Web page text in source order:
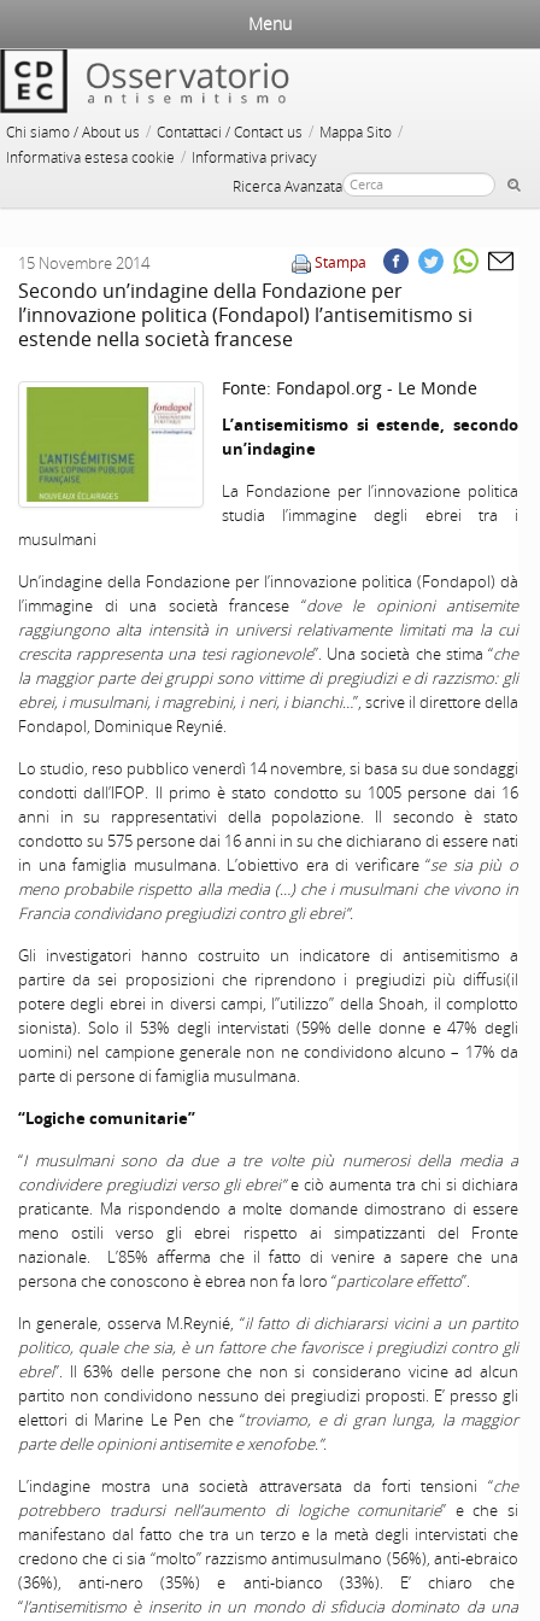
Chi siamo / About us / Contattaci / Contact us / Mappa Sito /
Informativa estesa cookie / Informativa privacy
Ricerca Avanzata
Menu
Stampa
15 Novembre 2014
Secondo un’indagine della Fondazione per
l’innovazione politica (Fondapol) l’antisemitismo si
estende nella società francese
Fonte: Fondapol.org - Le Monde
L’antisemitismo si estende, secondo
un’indagine
La Fondazione per l’innovazione politica
studia l’immagine degli ebrei tra i
musulmani
Un’indagine della Fondazione per l’innovazione politica (Fondapol) dà
l’immagine di una società francese “dove le opinioni antisemite
raggiungono alta intensità in universi relativamente limitati ma la cui
crescita rappresenta una tesi ragionevole”. Una società che stima “che
la maggior parte dei gruppi sono vittime di pregiudizi e di razzismo: gli
ebrei, i musulmani, i magrebini, i neri, i bianchi…”, scrive il direttore della
Fondapol, Dominique Reynié.
Lo studio, reso pubblico venerdì 14 novembre, si basa su due sondaggi
condotti dall’IFOP. Il primo è stato condotto su 1005 persone dai 16
anni in su rappresentativi della popolazione. Il secondo è stato
condotto su 575 persone dai 16 anni in su che dichiarano di essere nati
in una famiglia musulmana. L’obiettivo era di verificare “se sia più o
meno probabile rispetto alla media (…) che i musulmani che vivono in
Francia condividano pregiudizi contro gli ebrei”.
Gli investigatori hanno costruito un indicatore di antisemitismo a
partire da sei proposizioni che riprendono i pregiudizi più diffusi(il
potere degli ebrei in diversi campi, l”utilizzo” della Shoah, il complotto
sionista). Solo il 53% degli intervistati (59% delle donne e 47% degli
uomini) nel campione generale non ne condividono alcuno – 17% da
parte di persone di famiglia musulmana.
“Logiche comunitarie”
“I musulmani sono da due a tre volte più numerosi della media a
condividere pregiudizi verso gli ebrei”e ciò aumenta tra chi si dichiara
praticante. Ma rispondendo a molte domande dimostrano di essere
meno ostili verso gli ebrei rispetto ai simpatizzanti del Fronte
nazionale. L’85% afferma che il fatto di venire a sapere che una
persona che conoscono è ebrea non fa loro “particolare effetto”.
In generale, osserva M.Reynié, “il fatto di dichiararsi vicini a un partito
politico, quale che sia, è un fattore che favorisce i pregiudizi contro gli
ebrei”. Il 63% delle persone che non si considerano vicine ad alcun
partito non condividono nessuno dei pregiudizi proposti. E’ presso gli
elettori di Marine Le Pen che “troviamo, e di gran lunga, la maggior
parte delle opinioni antisemite e xenofobe.”.
L’indagine mostra una società attraversata da forti tensioni “che
potrebbero tradursi nell’aumento di logiche comunitarie” e che si
manifestano dal fatto che tra un terzo e la metà degli intervistati che
credono che ci sia “molto” razzismo antimusulmano (56%), anti-ebraico
(36%), anti-nero (35%) e anti-bianco (33%). E’ chiaro che
“l’antisemitismo è inserito in un mondo di sfiducia dominato da una